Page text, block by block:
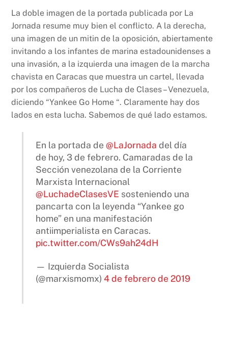
La doble imagen de la portada publicada por La
Jornada resume muy bien el conflicto. A la derecha,
una imagen de un mitin de la oposición, abiertamente
invitando a los infantes de marina estadounidenses a
una invasión, a la izquierda una imagen de la marcha
chavista en Caracas que muestra un cartel, llevada
por los compañeros de Lucha de Clases – Venezuela,
diciendo “Yankee Go Home “. Claramente hay dos
lados en esta lucha. Sabemos de qué lado estamos.
En la portada de@LaJornada del día
de hoy, 3 de febrero. Camaradas de la
Sección venezolana de la Corriente
Marxista Internacional
@LuchadeClasesVE sosteniendo una
pancarta con la leyenda “Yankee go
home” en una manifestación
antiimperialista en Caracas.
pic.twitter.com/CWs9ah24dH
— Izquierda Socialista
(@marxismomx)4 de febrero de 2019